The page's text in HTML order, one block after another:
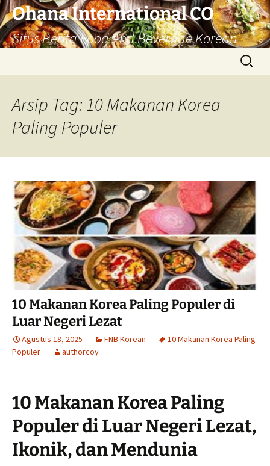
Langsung
ke
isi
Ohana International CO
Situs Berita Food And Beverage Korean
Cari
untuk:
Arsip Tag: 10 Makanan Korea
Paling Populer
10 Makanan Korea Paling Populer di
Luar Negeri Lezat
Agustus 18, 2025 FNB Korean
10 Makanan Korea Paling
Populer
authorcoy
10 Makanan Korea Paling
Populer di Luar Negeri Lezat,
Ikonik, dan Mendunia